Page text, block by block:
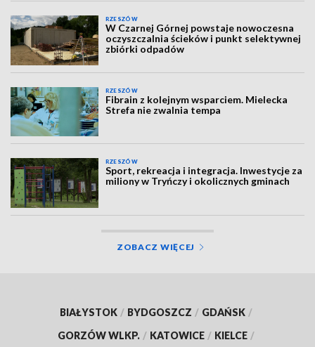
RZESZÓW
W Czarnej Górnej powstaje nowoczesna
oczyszczalnia ścieków i punkt selektywnej
zbiórki odpadów
RZESZÓW
Fibrain z kolejnym wsparciem. Mielecka
Strefa nie zwalnia tempa
RZESZÓW
Sport, rekreacja i integracja. Inwestycje za
miliony w Tryńczy i okolicznych gminach
ZOBACZ WIĘCEJ
BIAŁYSTOK / BYDGOSZCZ / GDAŃSK /
GORZÓW WLKP. / KATOWICE / KIELCE /